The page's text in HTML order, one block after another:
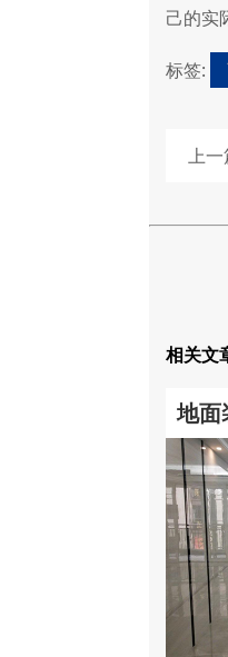
己的实
标签:
上
相关文
地面
的方